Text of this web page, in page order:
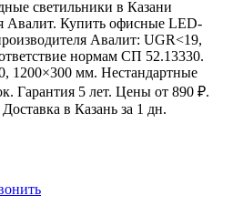
светильники в Казани
Авалит. Купить офисные LED-
Авалит: UGR<19,
нормам СП 52.13330.
1200×300 мм. Нестандартные
Гарантия 5 лет. Цены от 890 ₽.
в Казань за 1 дн.